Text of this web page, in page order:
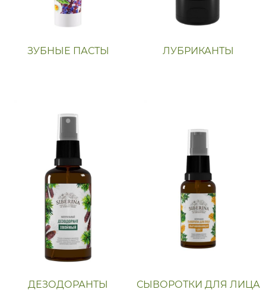
ЗУБНЫЕ ПАСТЫ ЛУБРИКАНТЫ
ДЕЗОДОРАНТЫ СЫВОРОТКИ ДЛЯ ЛИЦА